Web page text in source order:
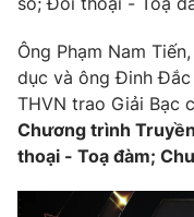
Ông Phạm Nam
dục và ông Đinh
THVN trao Giải Bạc
Chương trình
thoại - Toạ đàm;